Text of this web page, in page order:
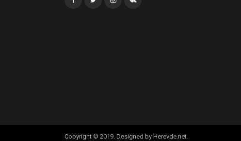
Copyright © 2019. Designed by Herevde.net.